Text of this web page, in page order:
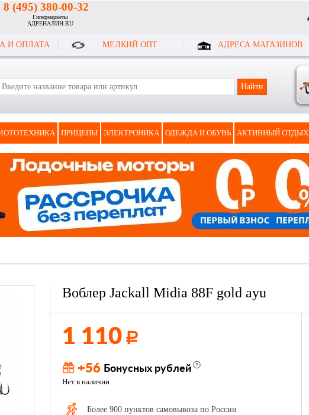
8 (495) 380-00-32
Гипермаркеты
АДРЕНАЛИН.RU
И ОПЛАТА МЕЛКИЙ ОПТ АДРЕСА МАГАЗИНОВ
ПРИЦЕПЫ ЭЛЕКТРОНИКА ОДЕЖДА И ОБУВЬ АКТИВНЫЙ ОТДЫХ
Воблер Jackall Midia 88F gold ayu
1 110 Р
+56 Бонусных рублей
Нет в наличии
Более 900 пунктов самовывоза по России